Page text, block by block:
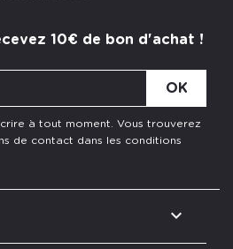
10€ de bon d'achat !
à tout moment. Vous trouverez
de contact dans les conditions
